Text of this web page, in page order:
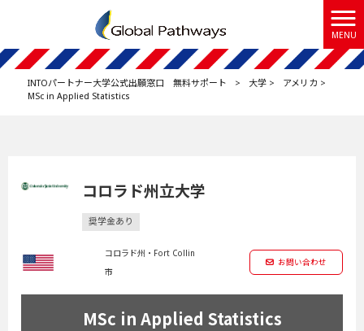
MENU
INTOパートナー大学公式出願窓口 無料サポート > 大学 > アメリカ >
MSc in Applied Statistics
コロラド州立大学
奨学金あり
コロラド州・Fort Collin
市
お問い合わせ
MSc in Applied Statistics